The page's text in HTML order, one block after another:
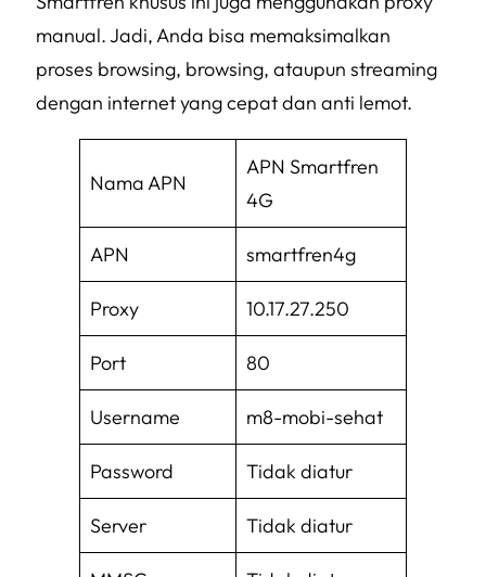
manual. Jadi, Anda bisa memaksimalkan
proses browsing, browsing, ataupun streaming
dengan internet yang cepat dan anti lemot.
Nama APN
APN Smartfren
4G
APN smartfren4g
Proxy 10.17.27.250
Port 80
Username m8-mobi-sehat
Password Tidak diatur
Server Tidak diatur